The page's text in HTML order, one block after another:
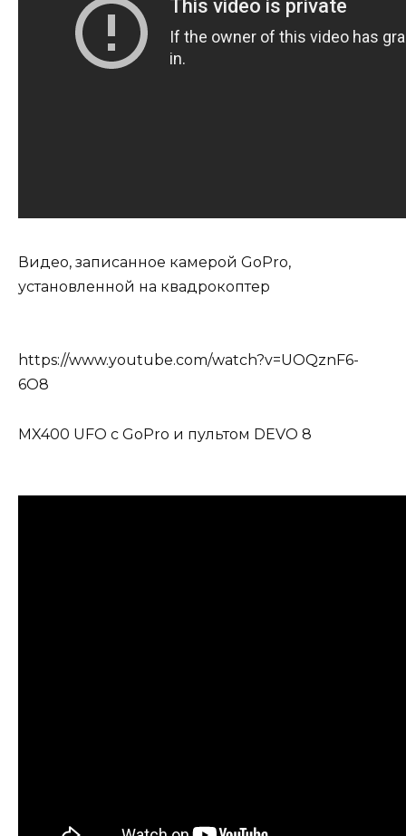
Видео, записанное камерой GoPro,
установленной на квадрокоптер
https://www.youtube.com/watch?v=UOQznF6-
6O8
MX400 UFO с GoPro и пультом DEVO 8